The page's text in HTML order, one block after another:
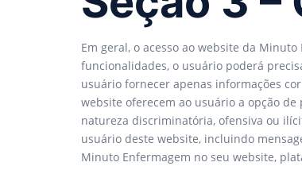
Em geral, o acesso ao website da
funcionalidades, o usuário poderá
usuário fornecer apenas informações
website oferecem ao usuário a opção
natureza discriminatória, ofensiva ou
usuário deste website, incluindo
Minuto Enfermagem no seu website,